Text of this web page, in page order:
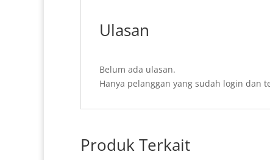
Ulasan
Belum ada ulasan.
Hanya pelanggan yang sudah login dan
Produk Terkait